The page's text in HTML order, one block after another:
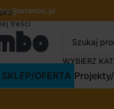
treści
WYBIERZ
SKLEP/OFERTA